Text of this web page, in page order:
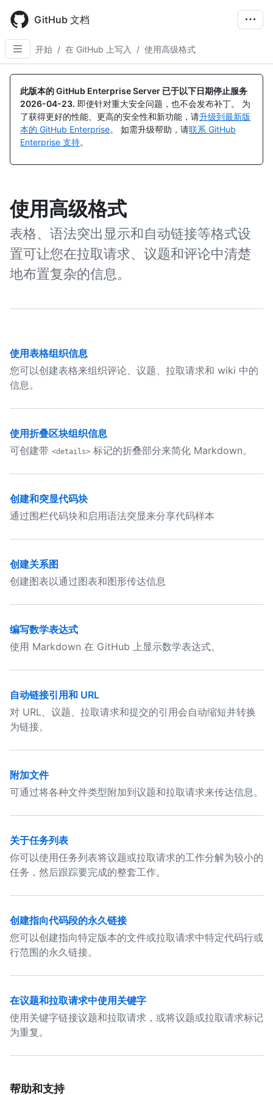
main
content
GitHub 文档
开始 / 在 GitHub 上写入 / 使用高级格式
此版本的 GitHub Enterprise Server 已于以下日期停止服务
2026-04-23. 即使针对重大安全问题，也不会发布补丁。 为
了获得更好的性能、更高的安全性和新功能，请升级到最新版
本的 GitHub Enterprise。 如需升级帮助，请联系 GitHub
Enterprise 支持。
使用高级格式
表格、语法突出显示和自动链接等格式设
置可让您在拉取请求、议题和评论中清楚
地布置复杂的信息。
使用表格组织信息
您可以创建表格来组织评论、议题、拉取请求和 wiki 中的
信息。
使用折叠区块组织信息
可创建带 <details> 标记的折叠部分来简化 Markdown。
创建和突显代码块
通过围栏代码块和启用语法突显来分享代码样本
创建关系图
创建图表以通过图表和图形传达信息
编写数学表达式
使用 Markdown 在 GitHub 上显示数学表达式。
自动链接引用和 URL
对 URL、议题、拉取请求和提交的引用会自动缩短并转换
为链接。
附加文件
可通过将各种文件类型附加到议题和拉取请求来传达信息。
关于任务列表
你可以使用任务列表将议题或拉取请求的工作分解为较小的
任务，然后跟踪要完成的整套工作。
创建指向代码段的永久链接
您可以创建指向特定版本的文件或拉取请求中特定代码行或
行范围的永久链接。
在议题和拉取请求中使用关键字
使用关键字链接议题和拉取请求，或将议题或拉取请求标记
为重复。
帮助和支持